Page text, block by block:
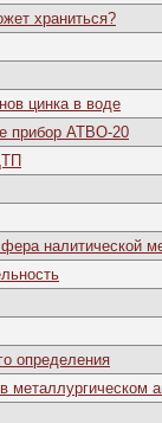
храниться?
цинка в воде
прибор АТВО-20
налитической
определения
металлургическом